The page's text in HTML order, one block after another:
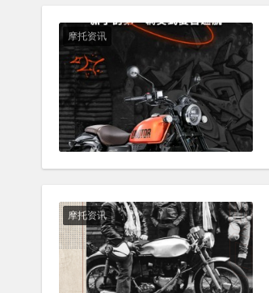
摩托资讯
摩托资讯